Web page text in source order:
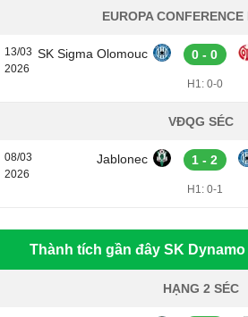
EUROPA
13/03
2026
SK Sigma Olomouc 0 - 0
H1: 0-0
VĐQG SÉC
08/03
2026
Jablonec 1 - 2
H1: 0-1
Thành tích gần đây SK
HẠNG 2 SÉC